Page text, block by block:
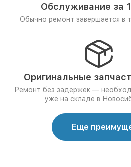
Обслуживание за
Обычно ремонт завершается в
Оригинальные
Ремонт без задержек —
уже на складе в
Еще